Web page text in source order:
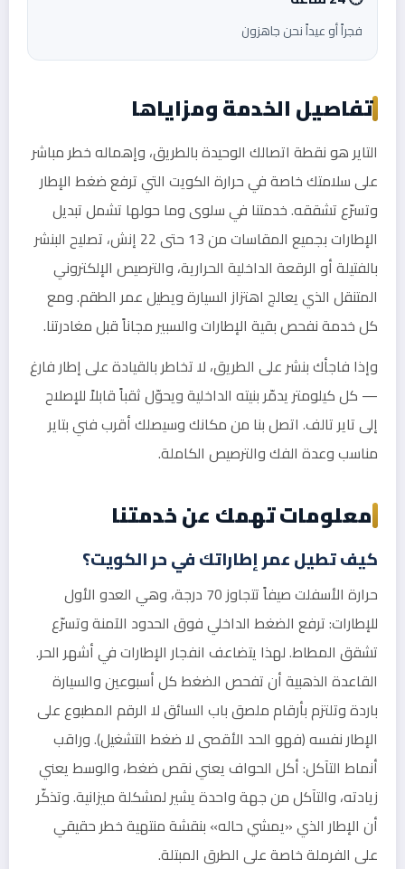
فجراً أو عيداً نحن جاهزون
تفاصيل الخدمة ومزاياها
التاير هو نقطة اتصالك الوحيدة بالطريق، وإهماله خطر مباشر
على سلامتك خاصة في حرارة الكويت التي ترفع ضغط الإطار
وتسرّع تشققه. خدمتنا في سلوى وما حولها تشمل تبديل
الإطارات بجميع المقاسات من 13 حتى 22 إنش، تصليح البنشر
بالفتيلة أو الرقعة الداخلية الحرارية، والترصيص الإلكتروني
المتنقل الذي يعالج اهتزاز السيارة ويطيل عمر الطقم. ومع
كل خدمة نفحص بقية الإطارات والسبير مجاناً قبل مغادرتنا.
وإذا فاجأك بنشر على الطريق، لا تخاطر بالقيادة على إطار فارغ
— كل كيلومتر يدمّر بنيته الداخلية ويحوّل ثقباً قابلاً للإصلاح
إلى تاير تالف. اتصل بنا من مكانك وسيصلك أقرب فني بتاير
مناسب وعدة الفك والترصيص الكاملة.
معلومات تهمك عن خدمتنا
كيف تطيل عمر إطاراتك في حر الكويت؟
حرارة الأسفلت صيفاً تتجاوز 70 درجة، وهي العدو الأول
للإطارات: ترفع الضغط الداخلي فوق الحدود الآمنة وتسرّع
تشقق المطاط. لهذا يتضاعف انفجار الإطارات في أشهر الحر.
القاعدة الذهبية أن تفحص الضغط كل أسبوعين والسيارة
باردة وتلتزم بأرقام ملصق باب السائق لا الرقم المطبوع على
الإطار نفسه (فهو الحد الأقصى لا ضغط التشغيل). وراقب
أنماط التآكل: أكل الحواف يعني نقص ضغط، والوسط يعني
زيادته، والتآكل من جهة واحدة يشير لمشكلة ميزانية. وتذكّر
أن الإطار الذي «يمشي حاله» بنقشة منتهية خطر حقيقي
على الفرملة خاصة على الطرق المبتلة.